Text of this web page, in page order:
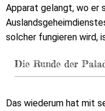
Apparat gelangt, wo er
solcher fungieren wird,
Die Runde der
Das wiederum hat mit